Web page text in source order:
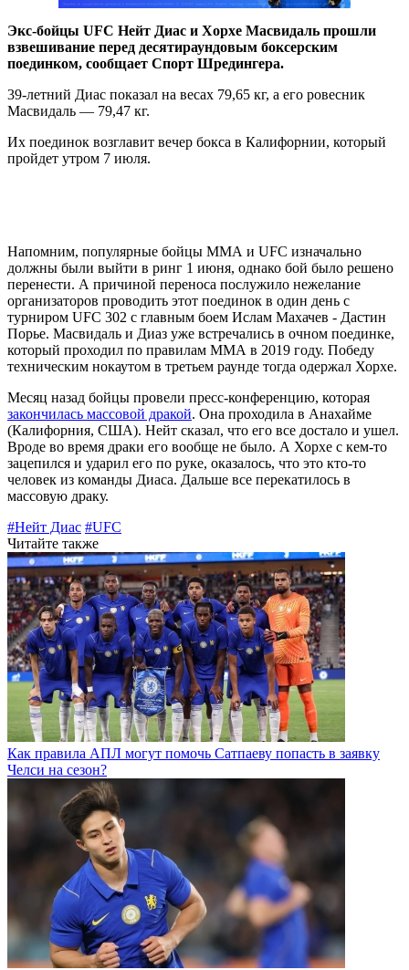
Экс-бойцы UFC Нейт Диас и Хорхе Масвидаль прошли
взвешивание перед десятираундовым боксерским
поединком, сообщает Спорт Шредингера.
39-летний Диас показал на весах 79,65 кг, а его ровесник
Масвидаль — 79,47 кг.
Их поединок возглавит вечер бокса в Калифорнии, который
пройдет утром 7 июля.
Напомним, популярные бойцы ММА и UFC изначально
должны были выйти в ринг 1 июня, однако бой было решено
перенести. А причиной переноса послужило нежелание
организаторов проводить этот поединок в один день с
турниром UFC 302 с главным боем Ислам Махачев - Дастин
Порье. Масвидаль и Диаз уже встречались в очном поединке,
который проходил по правилам ММА в 2019 году. Победу
техническим нокаутом в третьем раунде тогда одержал Хорхе.
Месяц назад бойцы провели пресс-конференцию, которая
закончилась массовой дракой. Она проходила в Анахайме
(Калифорния, США). Нейт сказал, что его все достало и ушел.
Вроде во время драки его вообще не было. А Хорхе с кем-то
зацепился и ударил его по руке, оказалось, что это кто-то
человек из команды Диаса. Дальше все перекатилось в
массовую драку.
#Нейт Диас #UFC
Читайте также
Как правила АПЛ могут помочь Сатпаеву попасть в заявку
Челси на сезон?